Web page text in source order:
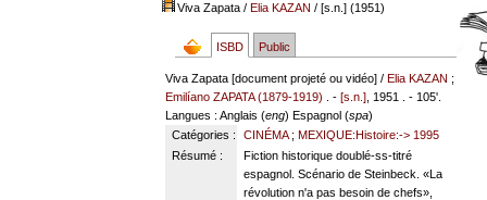
Viva Zapata/ Elia KAZAN / [s.n.] (1951)
ISBD Public
Viva Zapata [document projeté ou vidéo] /Elia KAZAN ;
Emilíano ZAPATA (1879-1919)
. -[s.n.] , 1951 . - 105'.
Langues : Anglais (eng) Espagnol (spa)
Catégories :
CINÉMA; MEXIQUE:Histoire:-> 1995
Résumé :
Fiction historique doublé-ss-titré
espagnol. Scénario de Steinbeck. «La
révolution n'a pas besoin de chefs»,